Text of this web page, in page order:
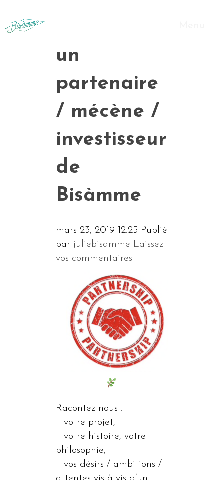
un
partenaire
/ mécène /
investisseur
de
Bisàmme
mars 23, 2019 12:25 Publié
par juliebisamme Laissez
vos commentaires
Racontez nous :
– votre projet,
– votre histoire, votre
philosophie,
– vos désirs / ambitions /